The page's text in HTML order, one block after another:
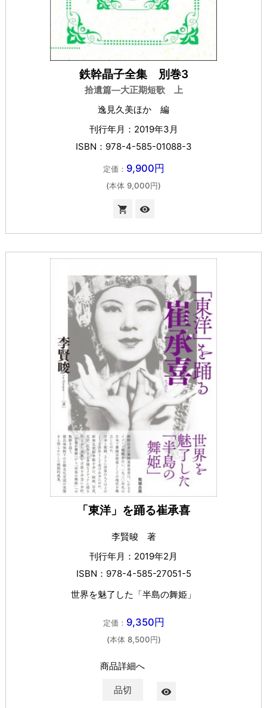
鉄幹晶子全集 別巻3
拾遺篇―大正期短歌 上
逸見久美ほか 編
刊行年月：2019年3月
ISBN：978-4-585-01088-3
定価： 9,900円
(本体 9,000円)
 visibility
「東洋」を踊る崔承喜
李賢晙 著
刊行年月：2019年2月
ISBN：978-4-585-27051-5
世界を魅了した「半島の舞姫」
定価： 9,350円
(本体 8,500円)
商品詳細へ
品切 visibility